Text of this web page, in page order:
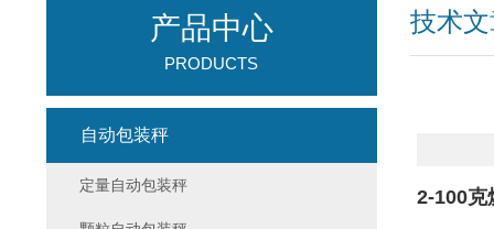
技术
2-100克
产品中心
PRODUCTS
自动包装秤
定量自动包装秤